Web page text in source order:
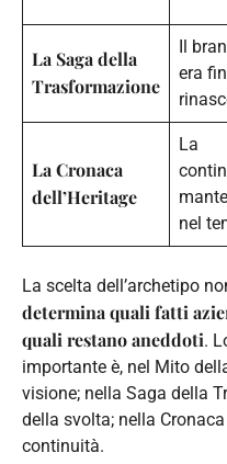
La Saga della
Trasformazione
Il
era
La Cronaca
dell’Heritage
La
nel
La scelta dell’archetipo
determina quali fatti
quali restano aneddoti.
importante è, nel Mito
visione; nella Saga della
della svolta; nella
continuità.